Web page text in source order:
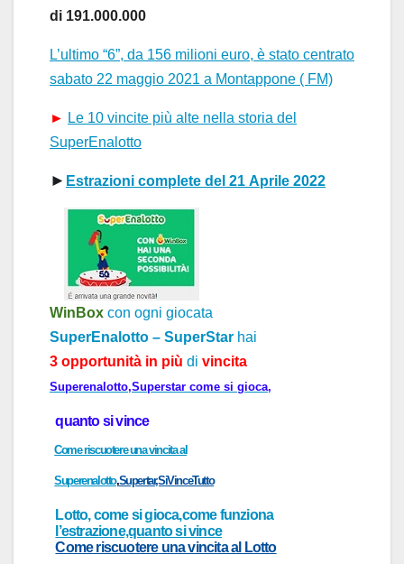
di 191.000.000
L’ultimo “6”, da 156 milioni euro, è stato centrato
sabato 22 maggio 2021 a Montappone ( FM)
► Le 10 vincite più alte nella storia del
SuperEnalotto
► Estrazioni complete del 21 Aprile 2022
WinBox con ogni giocata
SuperEnalotto – SuperStar hai
3 opportunità in più di vincita
Superenalotto,Superstar come si gioca,
quanto si vince
Come riscuotere una vincita al
Superenalotto,Supertar,SiVinceTutto
Lotto, come si gioca,come funziona
l’estrazione,quanto si vince
Come riscuotere una vincita al Lotto